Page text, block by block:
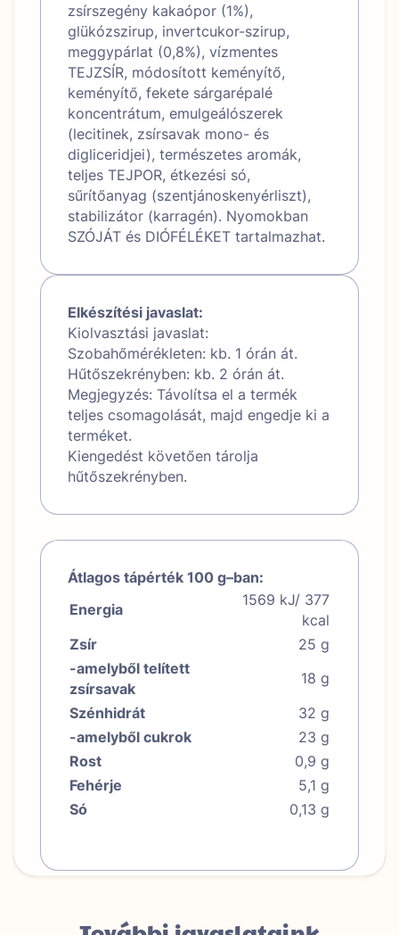
zsírszegény kakaópor (1%),
glükózszirup, invertcukor-szirup,
meggypárlat (0,8%), vízmentes
TEJZSÍR, módosított keményítő,
keményítő, fekete sárgarépalé
koncentrátum, emulgeálószerek
(lecitinek, zsírsavak mono- és
digliceridjei), természetes aromák,
teljes TEJPOR, étkezési só,
sűrítőanyag (szentjánoskenyérliszt),
stabilizátor (karragén). Nyomokban
SZÓJÁT és DIÓFÉLÉKET tartalmazhat.
Elkészítési javaslat:
Kiolvasztási javaslat:
Szobahőmérékleten: kb. 1 órán át.
Hűtőszekrényben: kb. 2 órán át.
Megjegyzés: Távolítsa el a termék
teljes csomagolását, majd engedje ki a
terméket.
Kiengedést követően tárolja
hűtőszekrényben.
Átlagos tápérték 100 g–ban:
Energia
1569 kJ/ 377
kcal
Zsír
25 g
-amelyből telített
zsírsavak
18 g
Szénhidrát
32 g
-amelyből cukrok
23 g
Rost
0,9 g
Fehérje
5,1 g
Só
0,13 g